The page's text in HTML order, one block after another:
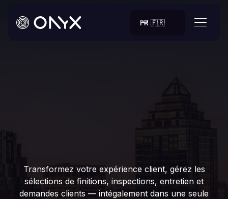
FR 🇫🇷
Transformez votre expérience client, gérez les
sélections de finitions, inspections, entretien et
demandes clients — intégalement dans une seule